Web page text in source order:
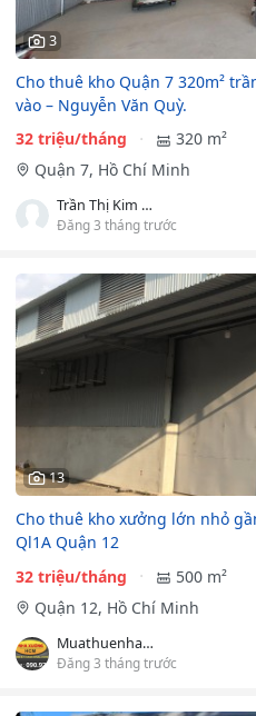
3
Cho thuê kho Quận 7 320m²
vào – Nguyễn Văn Quỳ.
32 triệu/tháng
320 m²
Quận 7, Hồ Chí Minh
Trần Thị Kim Loan
Đăng 3 tháng trước
13
Cho thuê kho xưởng lớn nhỏ
Ql1A Quận 12
32 triệu/tháng
500 m²
Quận 12, Hồ Chí Minh
Muathuenhaxuong.com.vn
Đăng 3 tháng trước